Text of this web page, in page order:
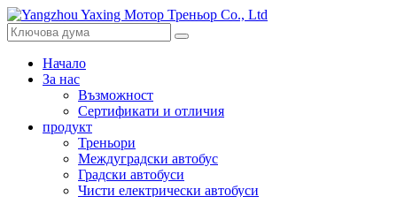
Начало
За нас
Възможност
Сертификати и отличия
продукт
Треньори
Междуградски автобус
Градски автобуси
Чисти електрически автобуси